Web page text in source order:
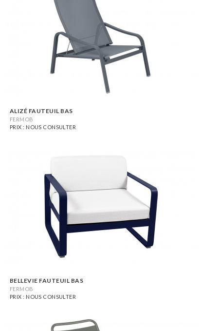
ALIZÉ FAUTEUIL BAS
FERMOB
PRIX : NOUS CONSULTER
BELLEVIE FAUTEUIL BAS
FERMOB
PRIX : NOUS CONSULTER